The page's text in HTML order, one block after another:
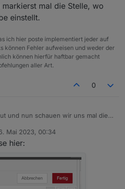
mal die Stelle, wo
einstellt.
ich hier poste implementiert jeder auf
können Fehler aufweisen und weder der
können hierfür haftbar gemacht
aller Art.
0
und nun schauen wir uns mal die
einstellt.
Mai 2023, 00:34
von
hier: